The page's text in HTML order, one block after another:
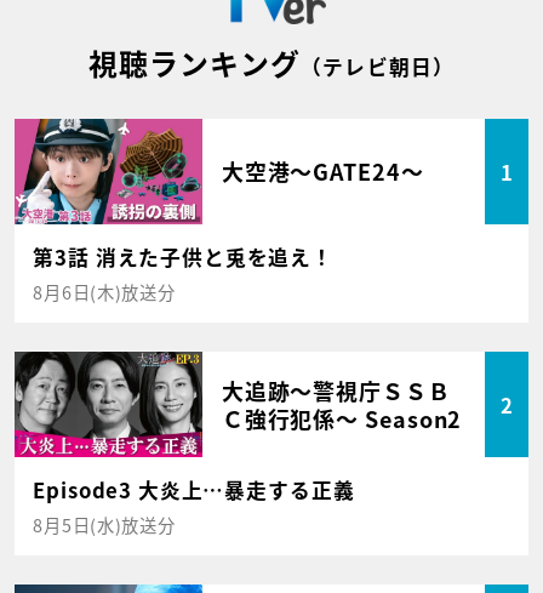
視聴ランキング （テレビ朝日）
大空港～GATE24～ 1
第3話 消えた子供と兎を追え！
8月6日(木)放送分
大追跡～警視庁ＳＳＢ
Ｃ強行犯係～ Season2
2
Episode3 大炎上…暴走する正義
8月5日(水)放送分